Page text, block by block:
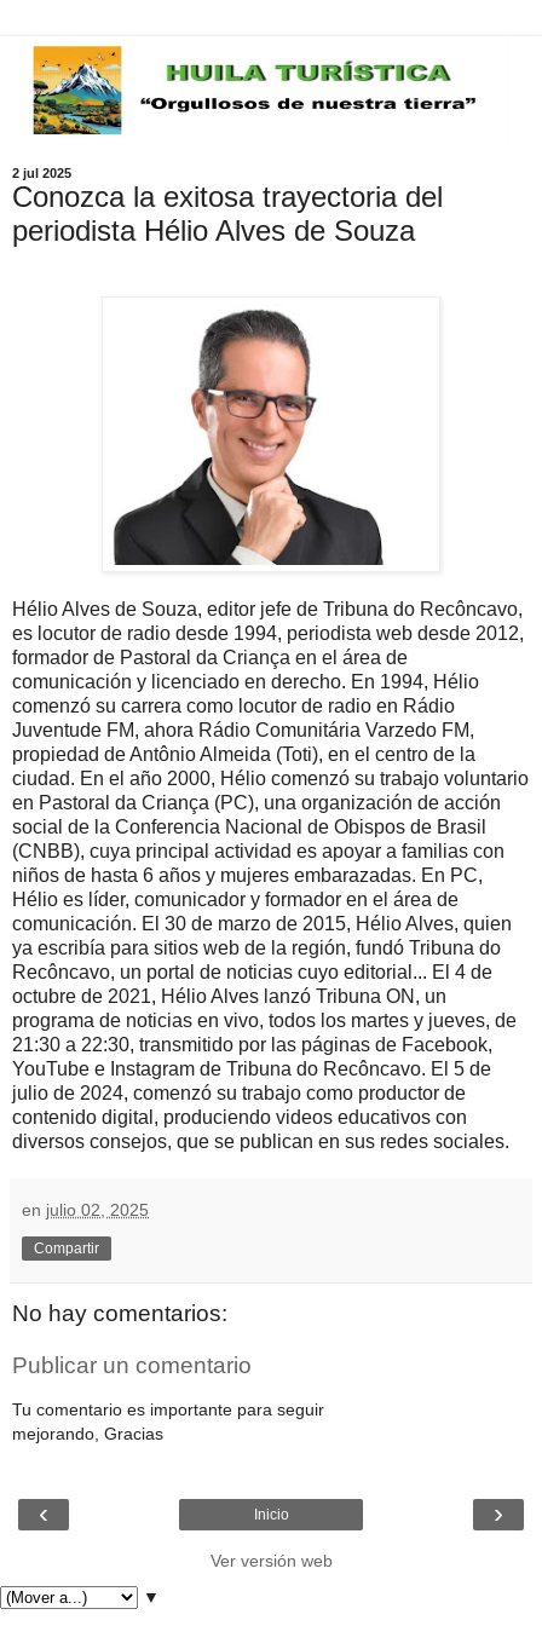
2 jul 2025
Conozca la exitosa trayectoria del
periodista Hélio Alves de Souza
Hélio Alves de Souza, editor jefe de Tribuna do Recôncavo,
es locutor de radio desde 1994, periodista web desde 2012,
formador de Pastoral da Criança en el área de
comunicación y licenciado en derecho. En 1994, Hélio
comenzó su carrera como locutor de radio en Rádio
Juventude FM, ahora Rádio Comunitária Varzedo FM,
propiedad de Antônio Almeida (Toti), en el centro de la
ciudad. En el año 2000, Hélio comenzó su trabajo voluntario
en Pastoral da Criança (PC), una organización de acción
social de la Conferencia Nacional de Obispos de Brasil
(CNBB), cuya principal actividad es apoyar a familias con
niños de hasta 6 años y mujeres embarazadas. En PC,
Hélio es líder, comunicador y formador en el área de
comunicación. El 30 de marzo de 2015, Hélio Alves, quien
ya escribía para sitios web de la región, fundó Tribuna do
Recôncavo, un portal de noticias cuyo editorial... El 4 de
octubre de 2021, Hélio Alves lanzó Tribuna ON, un
programa de noticias en vivo, todos los martes y jueves, de
21:30 a 22:30, transmitido por las páginas de Facebook,
YouTube e Instagram de Tribuna do Recôncavo. El 5 de
julio de 2024, comenzó su trabajo como productor de
contenido digital, produciendo videos educativos con
diversos consejos, que se publican en sus redes sociales.
en julio 02, 2025
Compartir
No hay comentarios:
Publicar un comentario
Tu comentario es importante para seguir
mejorando, Gracias
‹ ›
Inicio
Ver versión web
▼